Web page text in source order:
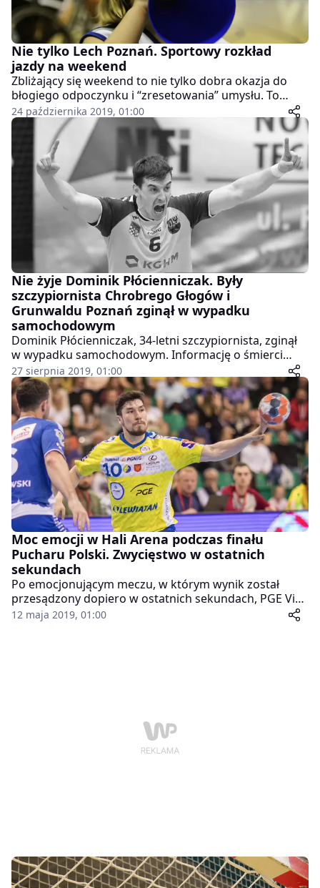
Nie tylko Lech Poznań. Sportowy rozkład
jazdy na weekend
Zbliżający się weekend to nie tylko dobra okazja do
błogiego odpoczynku i “zresetowania” umysłu. To
również kilka interesujących meczów, które powinny
rozpalić emocje poznańskich kibiców.
24 października 2019, 01:00
Nie żyje Dominik Płócienniczak. Były
szczypiornista Chrobrego Głogów i
Grunwaldu Poznań zginął w wypadku
samochodowym
Dominik Płócienniczak, 34-letni szczypiornista, zginął
w wypadku samochodowym. Informację o śmierci
zawodnika podał klub Chrobry Głogów.
27 sierpnia 2019, 01:00
Moc emocji w Hali Arena podczas finału
Pucharu Polski. Zwycięstwo w ostatnich
sekundach
Po emocjonującym meczu, w którym wynik został
przesądzony dopiero w ostatnich sekundach, PGE Vive
Kielce po raz 11. z rzędu sięgnęli po Puchar Polski w
12 maja 2019, 01:00